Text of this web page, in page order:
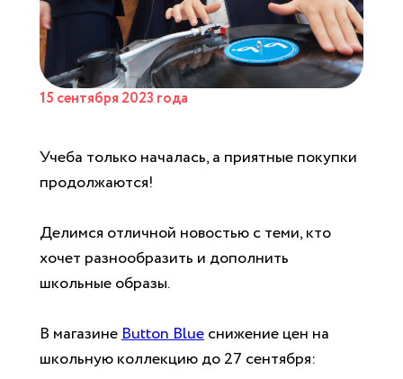
15 сентября 2023 года
Учеба только началась, а приятные покупки
продолжаются!
Делимся отличной новостью с теми, кто
хочет разнообразить и дополнить
школьные образы.
В магазинеButton Blueснижение цен на
школьную коллекцию до 27 сентября: